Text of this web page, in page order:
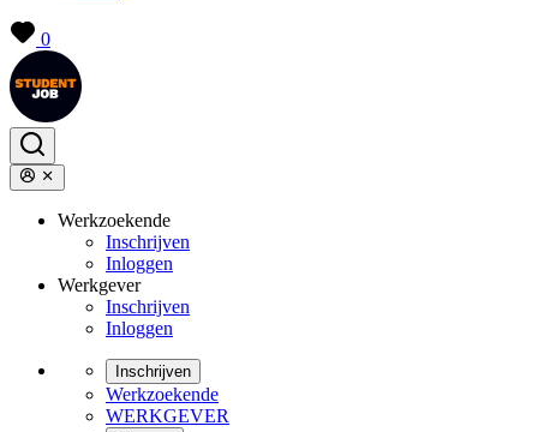
0
Werkzoekende
Inschrijven
Inloggen
Werkgever
Inschrijven
Inloggen
Inschrijven
Werkzoekende
WERKGEVER